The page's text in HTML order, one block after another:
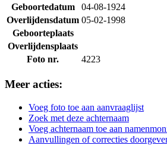
Geboortedatum
04-08-1924
Overlijdensdatum 05-02-1998
Geboorteplaats
Overlijdensplaats
Foto nr.
4223
Meer acties:
Voeg foto toe aan aanvraaglijst
Zoek met deze achternaam
Voeg achternaam toe aan
Aanvullingen of correcties